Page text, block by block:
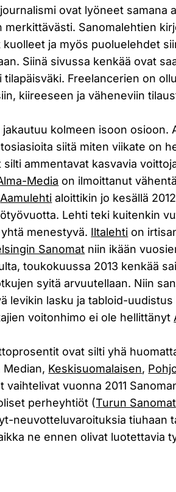
ovat lyöneet samana
merkittävästi. Sanomalehtien
kuolleet ja myös puoluelehdet
Siinä sivussa kenkää ovat
Freelancerien on
kiireeseen ja väheneviin
jakautuu kolmeen isoon osioon.
siitä miten viikate on
ammentavat kasvavia
Media on ilmoittanut
Aamulehti aloittikin jo kesällä
Lehti teki kuitenkin
menestyvä. Iltalehti on
Sanomat niin ikään
toukokuussa 2013 kenkää
syitä arvuutellaan. Niin
levikin lasku ja tabloid-
voitonhimo ei ole hellittänyt
ovat silti yhä
Median, Keskisuomalaisen,
vaihtelivat vuonna 2011
perheyhtiöt (Turun Sanomat
neuvotteluvaroituksia tiuhaan
ne ennen olivat luotettavia